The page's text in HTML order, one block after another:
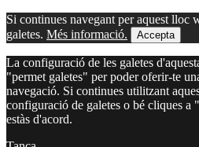
Si continues navegant per aquest lloc
galetes. Més informació. Accepta
La configuració de les galetes
"permet galetes" per poder oferir-te
navegació. Si continues utilitzant
configuració de galetes o bé cliques a
estàs d'acord.